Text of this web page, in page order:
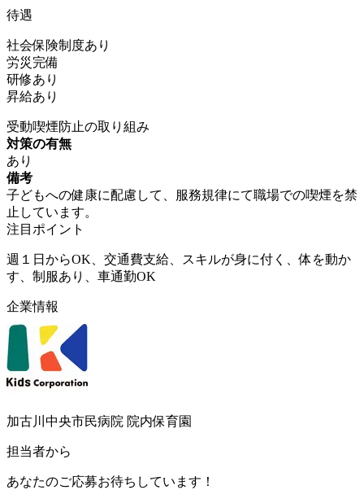
待遇
社会保険制度あり
労災完備
研修あり
昇給あり
受動喫煙防止の取り組み
対策の有無
あり
備考
子どもへの健康に配慮して、服務規律にて職場での喫煙を禁
止しています。
注目ポイント
週１日からOK、交通費支給、スキルが身に付く、体を動か
す、制服あり、車通勤OK
企業情報
加古川中央市民病院 院内保育園
担当者から
あなたのご応募お待ちしています！